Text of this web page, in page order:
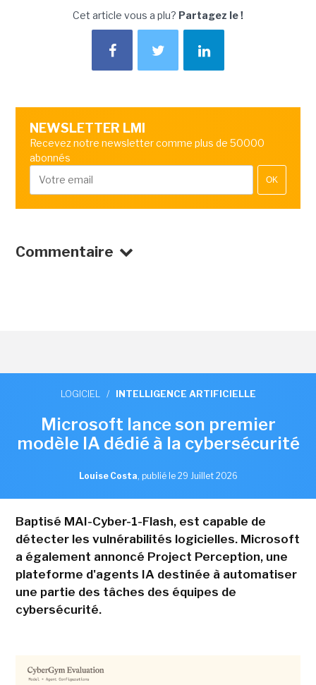
Cet article vous a plu? Partagez le !
NEWSLETTER LMI
Recevez notre newsletter comme plus de 50000
abonnés
OK
Commentaire
LOGICIEL / INTELLIGENCE ARTIFICIELLE
Microsoft lance son premier
modèle IA dédié à la cybersécurité
Louise Costa, publié le 29 Juillet 2026
Baptisé MAI-Cyber-1-Flash, est capable de
détecter les vulnérabilités logicielles. Microsoft
a également annoncé Project Perception, une
plateforme d'agents IA destinée à automatiser
une partie des tâches des équipes de
cybersécurité.